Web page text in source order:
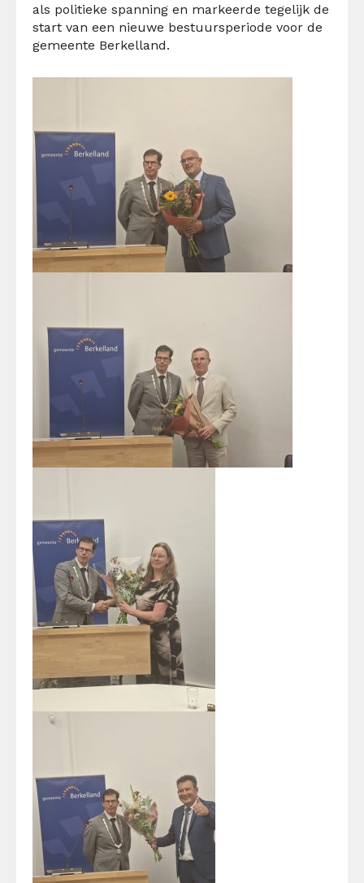
als politieke spanning en markeerde tegelijk de
start van een nieuwe bestuursperiode voor de
gemeente Berkelland.